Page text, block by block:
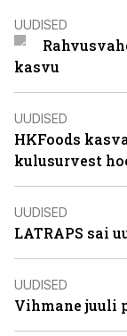
UUDISED
kasvu
UUDISED
HKFoods
kulusurvest
UUDISED
LATRAPS sai
UUDISED
Vihmane juuli